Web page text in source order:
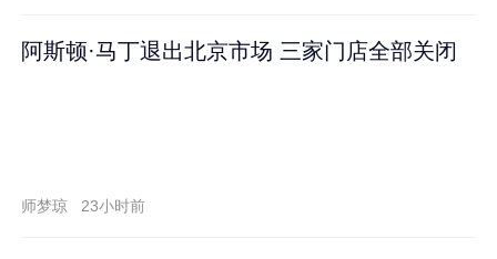
阿斯顿·马丁退出北京市场 三家门店全部关闭
师梦琼 23小时前